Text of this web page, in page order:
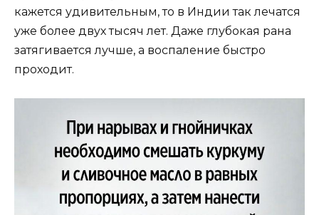
кажется удивительным, то в Индии так лечатся
уже более двух тысяч лет. Даже глубокая рана
затягивается лучше, а воспаление быстро
проходит.